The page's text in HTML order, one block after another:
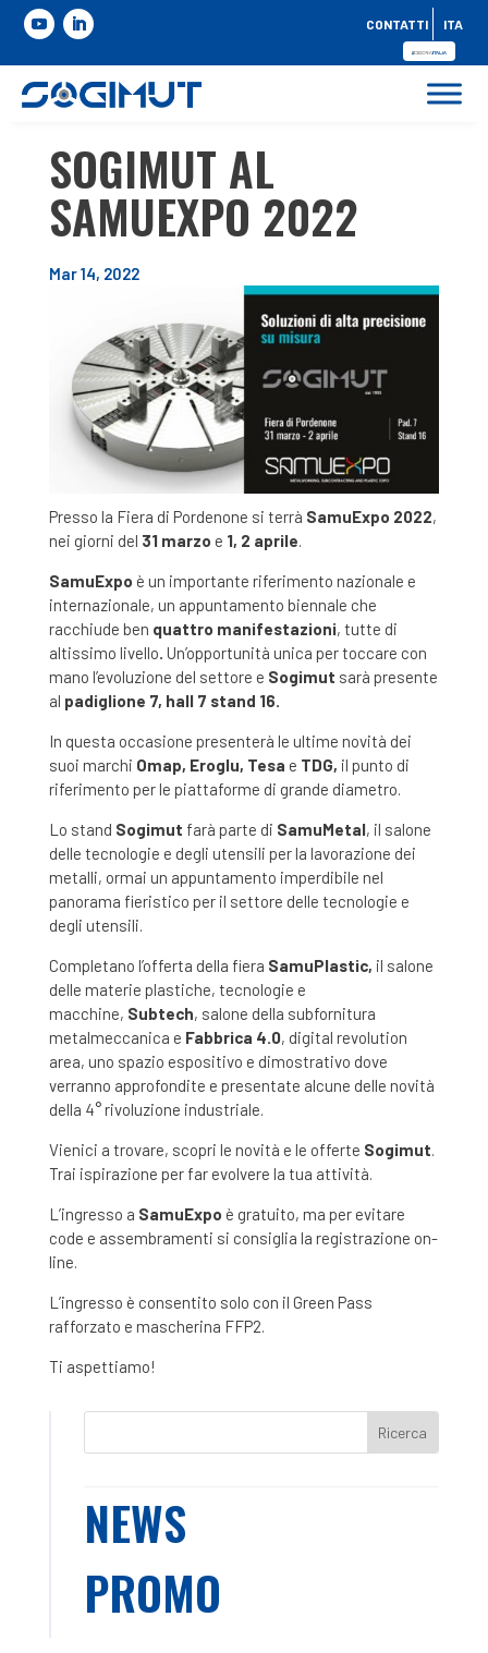
CONTATTI ITA
SOGIMUT AL
SAMUEXPO 2022
Mar 14, 2022
Presso la Fiera di Pordenone si terrà SamuExpo 2022,
nei giorni del 31 marzo e 1, 2 aprile.
SamuExpo è un importante riferimento nazionale e
internazionale, un appuntamento biennale che
racchiude ben quattro manifestazioni, tutte di
altissimo livello. Un’opportunità unica per toccare con
mano l’evoluzione del settore e Sogimut sarà presente
al padiglione 7, hall 7 stand 16.
In questa occasione presenterà le ultime novità dei
suoi marchi Omap, Eroglu, Tesa e TDG, il punto di
riferimento per le piattaforme di grande diametro.
Lo stand Sogimut farà parte di SamuMetal, il salone
delle tecnologie e degli utensili per la lavorazione dei
metalli, ormai un appuntamento imperdibile nel
panorama fieristico per il settore delle tecnologie e
degli utensili.
Completano l’offerta della fiera SamuPlastic, il salone
delle materie plastiche, tecnologie e
macchine, Subtech, salone della subfornitura
metalmeccanica e Fabbrica 4.0, digital revolution
area, uno spazio espositivo e dimostrativo dove
verranno approfondite e presentate alcune delle novità
della 4° rivoluzione industriale.
Vienici a trovare, scopri le novità e le offerte Sogimut.
Trai ispirazione per far evolvere la tua attività.
L’ingresso a SamuExpo è gratuito, ma per evitare
code e assembramenti si consiglia la registrazione on-
line.
L’ingresso è consentito solo con il Green Pass
rafforzato e mascherina FFP2.
Ti aspettiamo!
NEWS
PROMO